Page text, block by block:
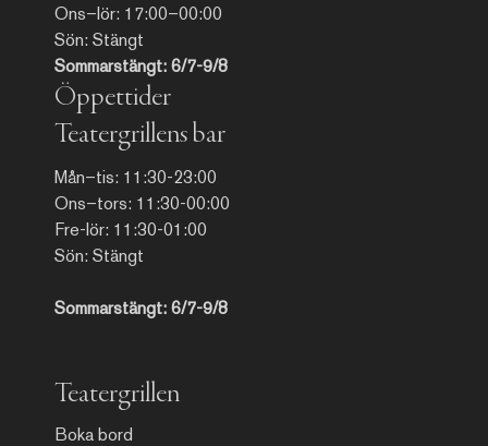
Ons–lör: 17:00–00:00
Sön: Stängt
Sommarstängt: 6/7-9/8
Öppettider
Teatergrillens bar
Mån–tis: 11:30-23:00
Ons–tors: 11:30-00:00
Fre-lör: 11:30-01:00
Sön: Stängt
Sommarstängt: 6/7-9/8
Teatergrillen
Boka bord